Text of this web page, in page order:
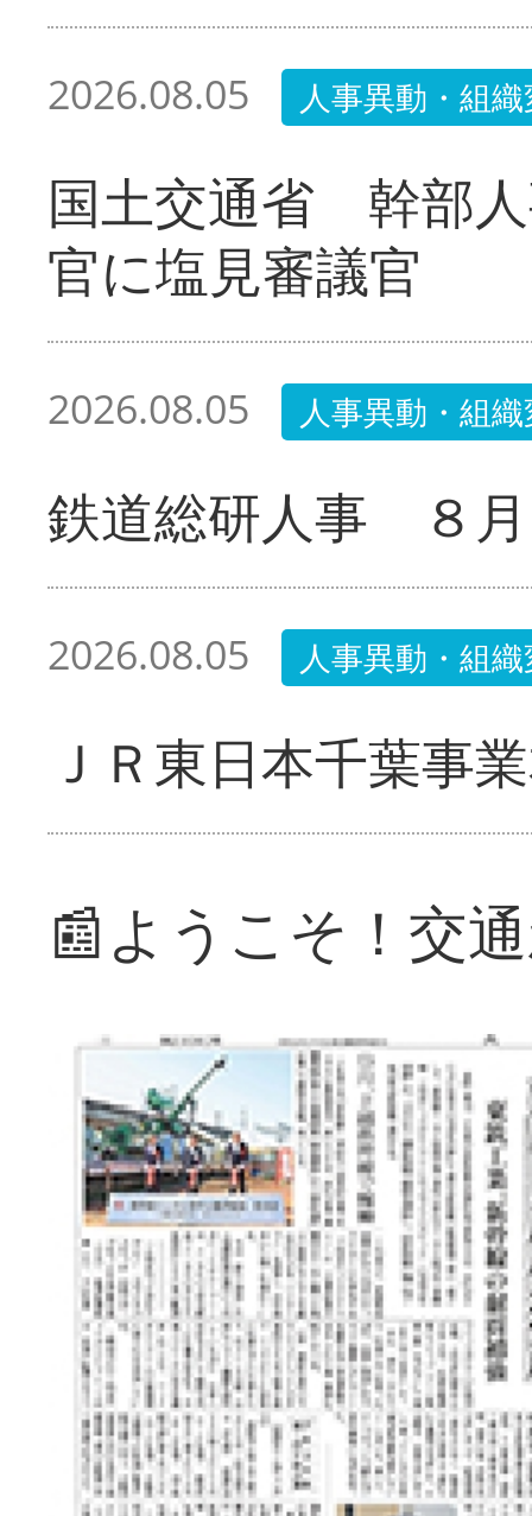
2026.08.05 人事異動・組
国土交通省 幹部
官に塩見審議官
2026.08.05 人事異動・組
鉄道総研人事 ８
2026.08.05 人事異動・組
ＪＲ東日本千葉事
📰ようこそ！交